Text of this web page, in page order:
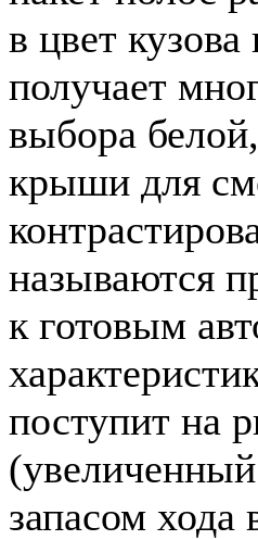
в цвет
получает
выбора
крыши для
называются
к готовым
поступит на
запасом